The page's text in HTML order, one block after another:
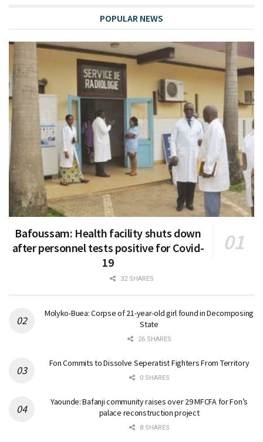
POPULAR NEWS
Bafoussam: Health facility shuts down
after personnel tests positive for Covid-
19
32 SHARES
Molyko-Buea: Corpse of 21-year-old girl found in Decomposing
State
26 SHARES
Fon Commits to Dissolve Seperatist Fighters From Territory
0 SHARES
Yaounde: Bafanji community raises over 29 MFCFA for Fon’s
palace reconstruction project
8 SHARES